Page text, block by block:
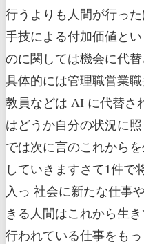
行うよりも人間が行っ
手技による付加価値と
のに関しては機会に代
具体的には管理職営業
教員などは AI に代替さ
はどうか自分の状況に
では次に言のこれから
していきますさて1件で
入っ 社会に新たな仕事
きる人間はこれから生
行われている仕事をも